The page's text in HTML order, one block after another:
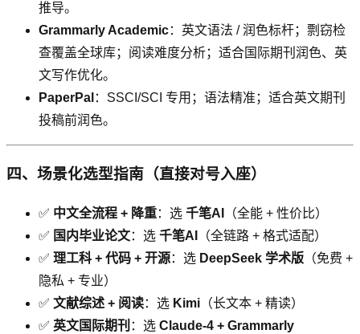
推导。
Grammarly Academic：英文语法 / 润色标杆；剽窃检
查覆盖全球库；阅读难度分析；适合国际期刊润色、英
文写作优化。
PaperPal ：SSCI/SCI 专用；语法精准；适合英文期刊
投稿前润色。
四、场景化选型指南（直接对号入座）
✅ 中文全流程 + 降重：选 千笔AI
（全能 + 性价比）
✅ 国内毕业论文：选 千笔AI
（全链路 + 格式适配）
✅ 理工科 + 代码 + 开源：选 DeepSeek 学术版 （免费 +
隐私 + 专业）
✅ 文献综述 + 阅读：选 Kimi （长文本 + 精读）
✅ 英文国际期刊 ：选 Claude-4 + Grammarly